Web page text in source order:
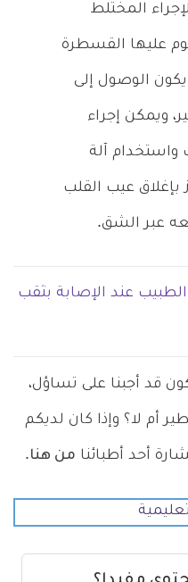
المختلط
عليها القسطرة
يكون الوصول إلى
ويمكن إجراء
واستخدام آلة
بإغلاق عيب القلب
عبر الشق.
عند الإصابة بثقب
قد أجبنا على تساؤل،
أم لا؟ وإذا كان لديكم
أحد أطبائنا من هنا.